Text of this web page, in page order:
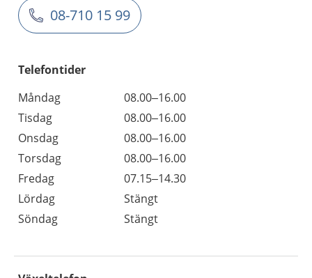
08-710 15 99
Telefontider
Måndag
08.00–16.00
Tisdag
08.00–16.00
Onsdag
08.00–16.00
Torsdag
08.00–16.00
Fredag
07.15–14.30
Lördag
Stängt
Söndag
Stängt